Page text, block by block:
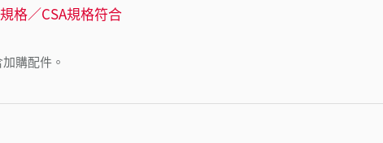
購配件。
格／CSA規格符合